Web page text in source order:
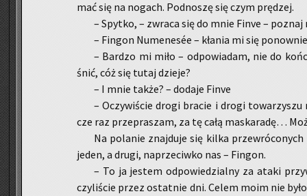
mać się na no­gach. Pod­no­szę się czym prę­dzej.
– Spyt­ko, – zwra­ca się do mnie Finve –
– Fin­gon Nu­me­nesée – kła­nia mi się
– Bar­dzo mi miło – od­po­wia­dam, nie do
śnić, cóż się tutaj dzie­je?
– I mnie także? – do­da­je Finve
– Oczy­wi­ście drogi bra­cie i drogi
cze raz prze­pra­szam, za tę całą ma­ska­ra­dę…
Na po­la­nie znaj­du­je się kilka
jeden, a drugi, na­prze­ciw­ko nas – Fin­gon.
– To ja je­stem od­po­wie­dzial­ny za ataki
czy­li­ście przez ostat­nie dni. Celem moim nie